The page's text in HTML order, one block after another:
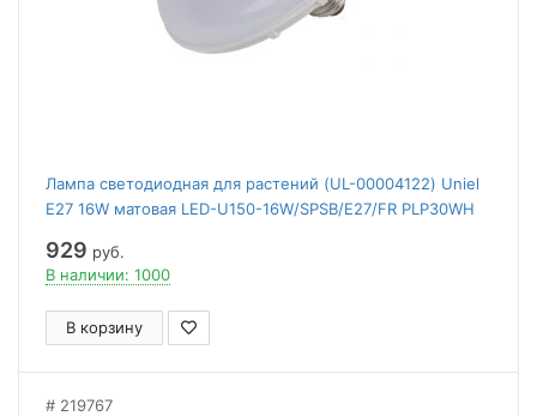
Лампа светодиодная для растений (UL-00004122) Uniel
E27 16W матовая LED-U150-16W/SPSB/E27/FR PLP30WH
929 руб.
В наличии: 1000
В корзину
219767